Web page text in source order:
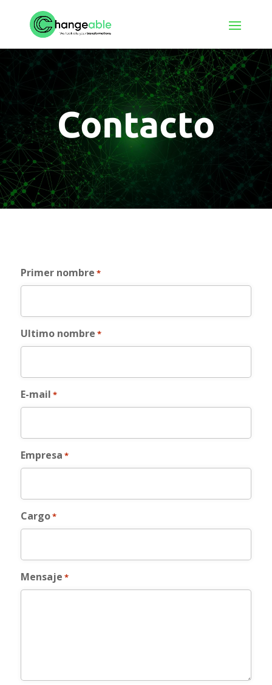
Contacto
Primer nombre *
Ultimo nombre *
E-mail *
Empresa *
Cargo*
Mensaje *